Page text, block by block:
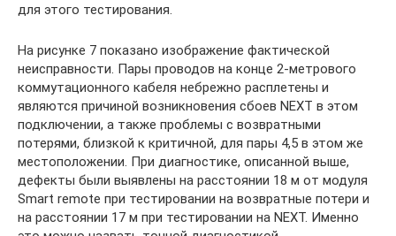
для этого тестирования.
На рисунке 7 показано изображение фактической
неисправности. Пары проводов на конце 2-метрового
коммутационного кабеля небрежно расплетены и
являются причиной возникновения сбоев NEXT в этом
подключении, а также проблемы с возвратными
потерями, близкой к критичной, для пары 4,5 в этом же
местоположении. При диагностике, описанной выше,
дефекты были выявлены на расстоянии 18 м от модуля
Smart remote при тестировании на возвратные потери и
на расстоянии 17 м при тестировании на NEXT. Именно